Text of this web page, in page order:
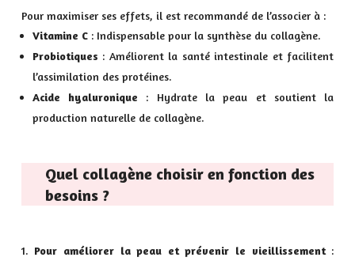
Pour maximiser ses effets, il est recommandé de l’associer à :
Vitamine C: Indispensable pour la synthèse du collagène.
Probiotiques : Améliorent la santé intestinale et facilitent
l’assimilation des protéines.
Acide hyaluronique : Hydrate la peau et soutient la
production naturelle de collagène.
Quel collagène choisir en fonction des
besoins ?
Pour améliorer la peau et prévenir le vieillissement: